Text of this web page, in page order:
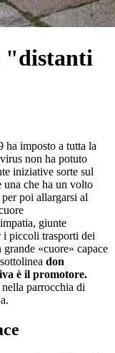
"distanti
ha imposto a tutta la
non ha potuto
iniziative sorte sul
una che ha un volto
poi allargarsi al
giunte
i piccoli trasporti dei
«cuore» capace
don
è il promotore.
parrocchia di